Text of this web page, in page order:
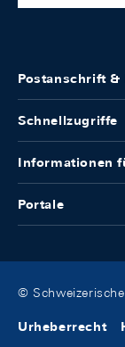
Postanschrift &
Schnellzugriffe
Informationen
Portale
©
Urheberrecht